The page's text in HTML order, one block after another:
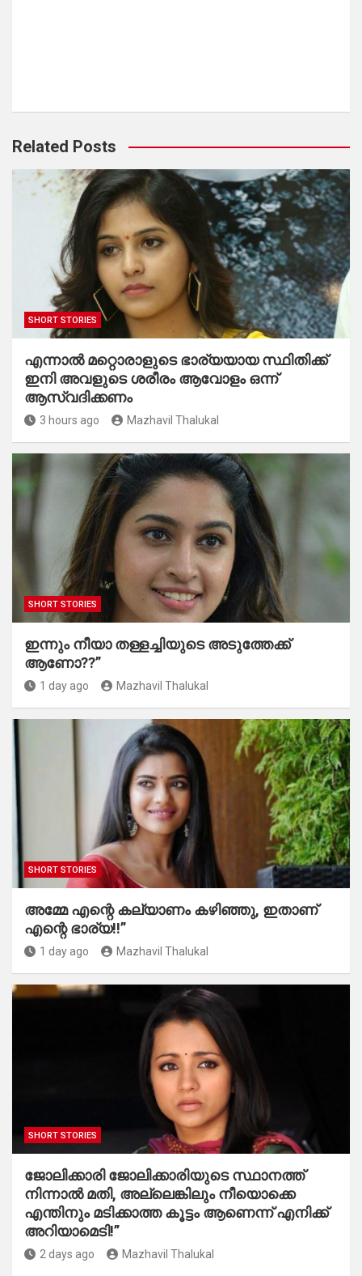
Related Posts
SHORT STORIES
എന്നാൽ മറ്റൊരാളുടെ ഭാര്യയായ സ്ഥിതിക്ക്
ഇനി അവളുടെ ശരീരം ആവോളം ഒന്ന്
ആസ്വദിക്കണം
3 hours ago Mazhavil Thalukal
SHORT STORIES
ഇന്നും നീയാ തള്ളച്ചിയുടെ അടുത്തേക്ക്
ആണോ??”
1 day ago Mazhavil Thalukal
SHORT STORIES
അമ്മേ എന്റെ കല്യാണം കഴിഞ്ഞു, ഇതാണ്
എന്റെ ഭാര്യ!!”
1 day ago Mazhavil Thalukal
SHORT STORIES
ജോലിക്കാരി ജോലിക്കാരിയുടെ സ്ഥാനത്ത്
നിന്നാൽ മതി, അല്ലെങ്കിലും നീയൊക്കെ
എന്തിനും മടിക്കാത്ത കൂട്ടം ആണെന്ന് എനിക്ക്
അറിയാമെടി!”
2 days ago Mazhavil Thalukal